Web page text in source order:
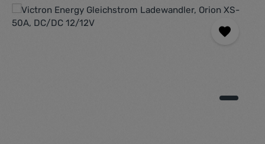
Bildergalerie überspringen